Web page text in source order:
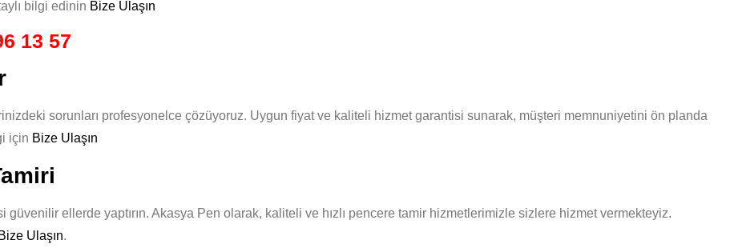
bilgi edinin Bize Ulaşın
13 57
sorunları profesyonelce çözüyoruz. Uygun fiyat ve kaliteli hizmet garantisi sunarak, müşteri memnuniyetini ön planda
için Bize Ulaşın
ellerde yaptırın. Akasya Pen olarak, kaliteli ve hızlı pencere tamir hizmetlerimizle sizlere hizmet vermekteyiz.
Bize Ulaşın.